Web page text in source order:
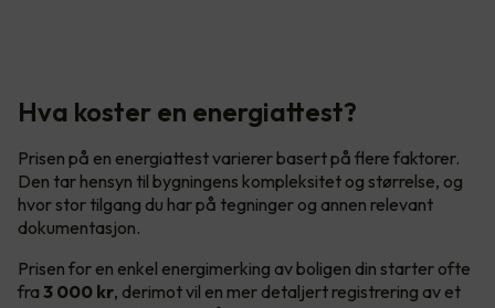
Hva koster en energiattest?
Prisen på en energiattest varierer basert på flere faktorer.
Den tar hensyn til bygningens kompleksitet og størrelse, og
hvor stor tilgang du har på tegninger og annen relevant
dokumentasjon.
Prisen for en enkel energimerking av boligen din starter ofte
fra 3 000 kr, derimot vil en mer detaljert registrering av et